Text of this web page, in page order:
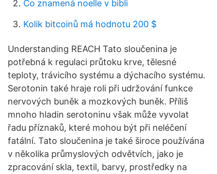
Co znamená noelle v bibli
Kolik bitcoinů má hodnotu 200 $
Understanding REACH Tato sloučenina je
potřebná k regulaci průtoku krve, tělesné
teploty, trávicího systému a dýchacího systému.
Serotonin také hraje roli při udržování funkce
nervových buněk a mozkových buněk. Příliš
mnoho hladin serotoninu však může vyvolat
řadu příznaků, které mohou být při neléčení
fatální. Tato sloučenina je také široce používána
v několika průmyslových odvětvích, jako je
zpracování skla, textil, barvy, prostředky na